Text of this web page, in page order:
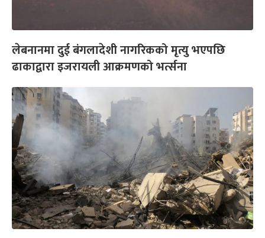
लेबनानमा दुई बंगलादेशी नागरिकको मृत्यु भएपछि
ढाकाद्वारा इजरायली आक्रमणको भर्त्सना